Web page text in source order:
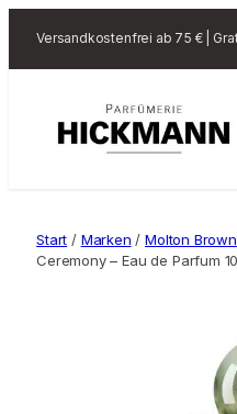
Versandkostenfrei ab 75 € |
Start / Marken /Molton Brown
Ceremony – Eau de Parfum